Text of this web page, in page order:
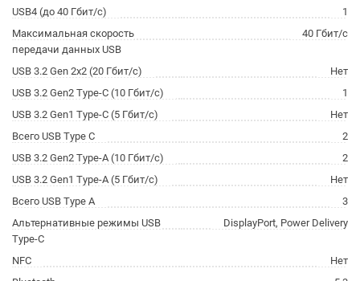
USB4 (до 40 Гбит/с)
1
Максимальная скорость
передачи данных USB
40 Гбит/с
USB 3.2 Gen 2x2 (20 Гбит/с)
Нет
USB 3.2 Gen2 Type-C (10 Гбит/с)
1
USB 3.2 Gen1 Type-C (5 Гбит/с)
Нет
Всего USB Type C
2
USB 3.2 Gen2 Type-A (10 Гбит/с)
2
USB 3.2 Gen1 Type-A (5 Гбит/с)
Нет
Всего USB Type A
3
Альтернативные режимы USB
Type-C
DisplayPort, Power Delivery
NFC
Нет